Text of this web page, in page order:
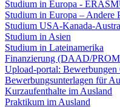
Studium in Europa -
Studium in Europa – Andere
Studium USA-Kanada-
Studium in Asien
Studium in Lateinamerika
Finanzierung (DAAD/
Upload-portal: Bewerbungen
Bewerbungsunterlagen für
Kurzaufenthalte im Ausland
Praktikum im Ausland